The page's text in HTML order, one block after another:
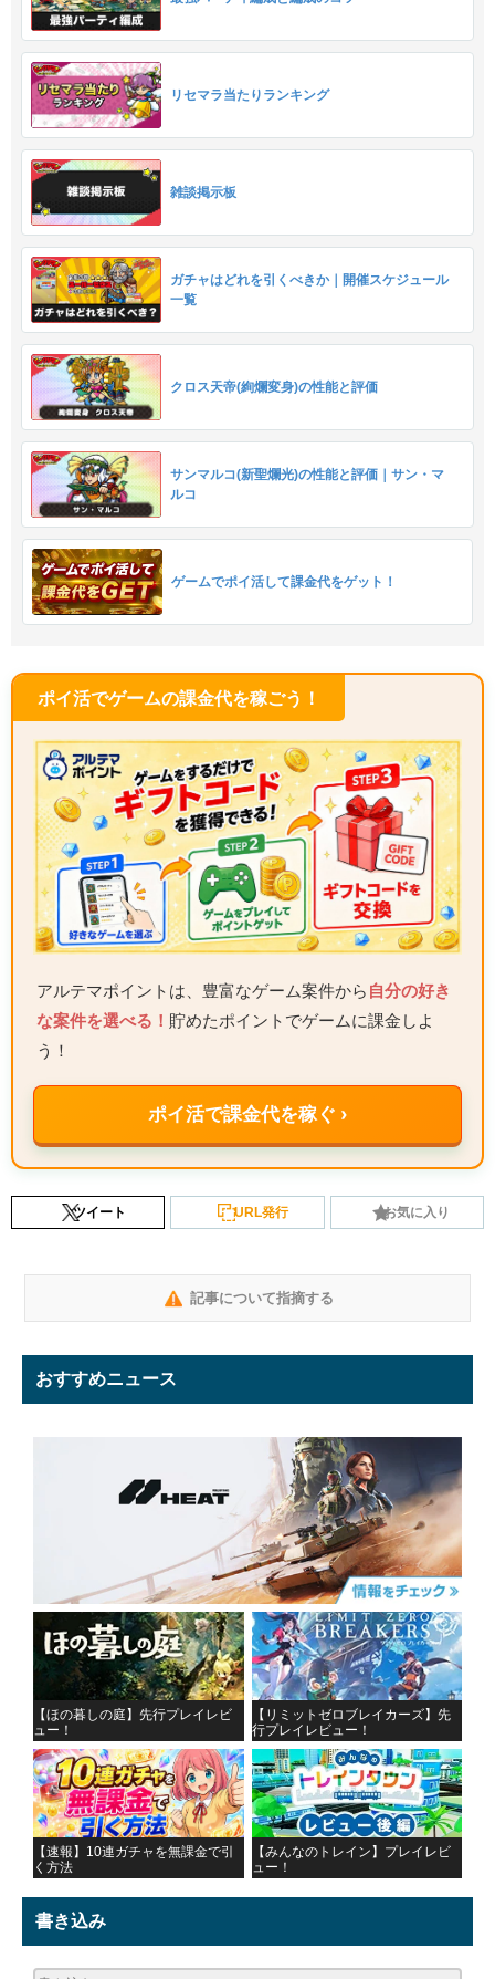
リセマラ当たりランキング
雑談掲示板
ガチャはどれを引くべきか｜開催スケジュール
一覧
クロス天帝(絢爛変身)の性能と評価
サンマルコ(新聖爛光)の性能と評価｜サン・マ
ルコ
ゲームでポイ活して課金代をゲット！
ポイ活でゲームの課金代を稼ごう！
アルテマポイントは、豊富なゲーム案件から 自分の好き
な案件を選べる！ 貯めたポイントでゲームに課金しよ
う！
ポイ活で課金代を稼ぐ ›
ツイート URL発行 お気に入り
記事について指摘する
おすすめニュース
【ほの暮しの庭】先行プレイレビ
ュー！
【リミットゼロブレイカーズ】先
行プレイレビュー！
【速報】10連ガチャを無課金で引
く方法
【みんなのトレイン】プレイレビ
ュー！
書き込み